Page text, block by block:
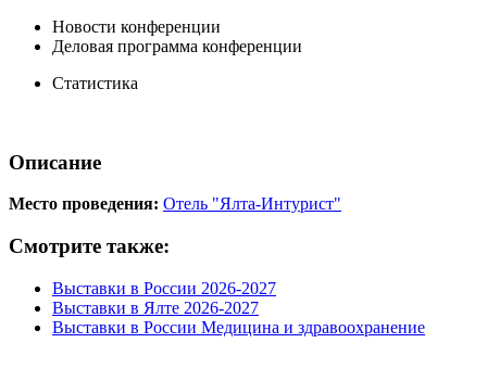
Новости конференции
Деловая программа конференции
Статистика
Описание
Место проведения: Отель "Ялта-Интурист"
Смотрите также:
Выставки в России 2026-2027
Выставки в Ялте 2026-2027
Выставки в России Медицина и здравоохранение